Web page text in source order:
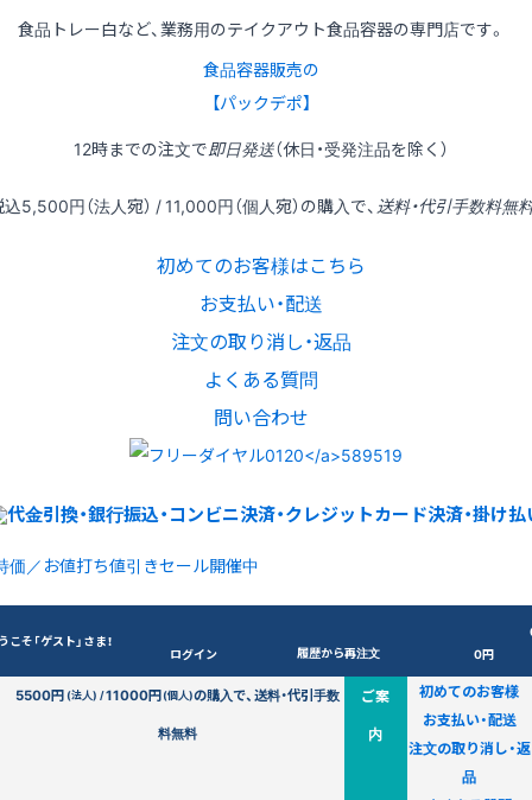
食品トレー白など、業務用のテイクアウト食品容器の専門店です。
食品容器販売の
【パックデポ】
12時までの注文で即日発送（休日・受発注品を除く）
込5,500円（法人宛） / 11,000円（個人宛）の購入で、 送料・代引手数料無
初めてのお客様はこちら
お支払い・配送
注文の取り消し・返品
よくある質問
問い合わせ
価／お値打ち値引きセール開催中
こそ「ゲスト」さま！
ログイン 履歴から再注文
0円
5500円(法人) /11000円(個人)の購入で、送料・代引手数
料無料
ご案
内
初めてのお客様
お支払い・配送
注文の取り消し・返
品